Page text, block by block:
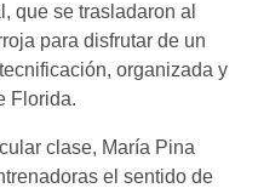
que se trasladaron al
para disfrutar de un
organizada y
Florida.
clase, María Pina
el sentido de